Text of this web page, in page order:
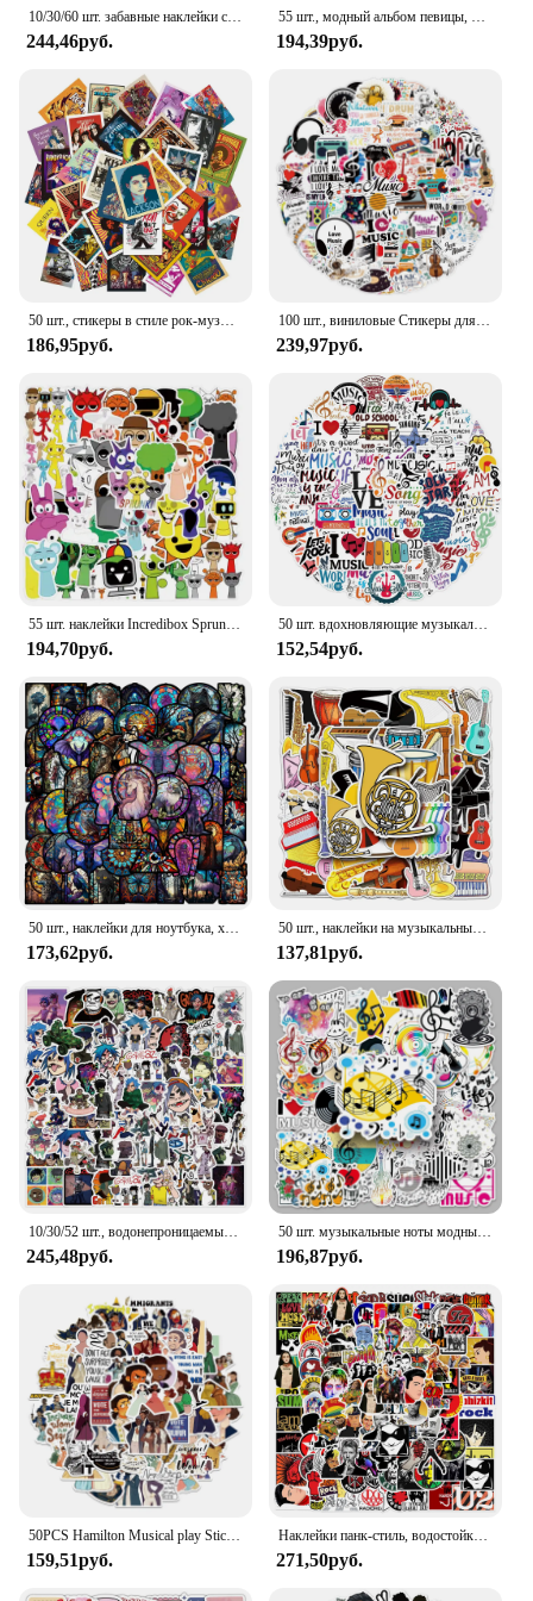
10/30/60 шт. забавные наклейки с музыкальной нотой, граффити, мультяшная наклейка, сделай сам, скрапбукинг, ноутбук, гитара, чемодан, скейтборд, детская игрушка
244,46руб.
55 шт., модный альбом певицы, индивидуальная трендовая наклейка на обложку, сделай сам, чемодан, телефон, гитара
194,39руб.
50 шт., стикеры в стиле рок-музыки, поп-граффити, классная Модная брендовая Классическая наклейка, наклейки для ноутбука «сделай сам», автомобиль, ПВХ Стикеры, декоративные наклейки
186,95руб.
100 шт., виниловые Стикеры для сноуборда, ноутбука, чемодана, автомобиля, холодильника
239,97руб.
194,70руб.
50 шт. вдохновляющие музыкальные Мультяшные граффити водонепроницаемые наклейки персонализированные Креативные украшения чашка для воды гитара
152,54руб.
173,62руб.
50 шт., наклейки на музыкальный инструмент, гитару, барабан, пианино
137,81руб.
245,48руб.
50 шт. музыкальные ноты модные личные креативные граффити декоративные чемоданы кукуку гитара водостойкая наклейка
196,87руб.
159,51руб.
Наклейки панк-стиль, водостойкие, с рисунком в стиле рок-ролла, 10/30/50/100 шт.
271,50руб.